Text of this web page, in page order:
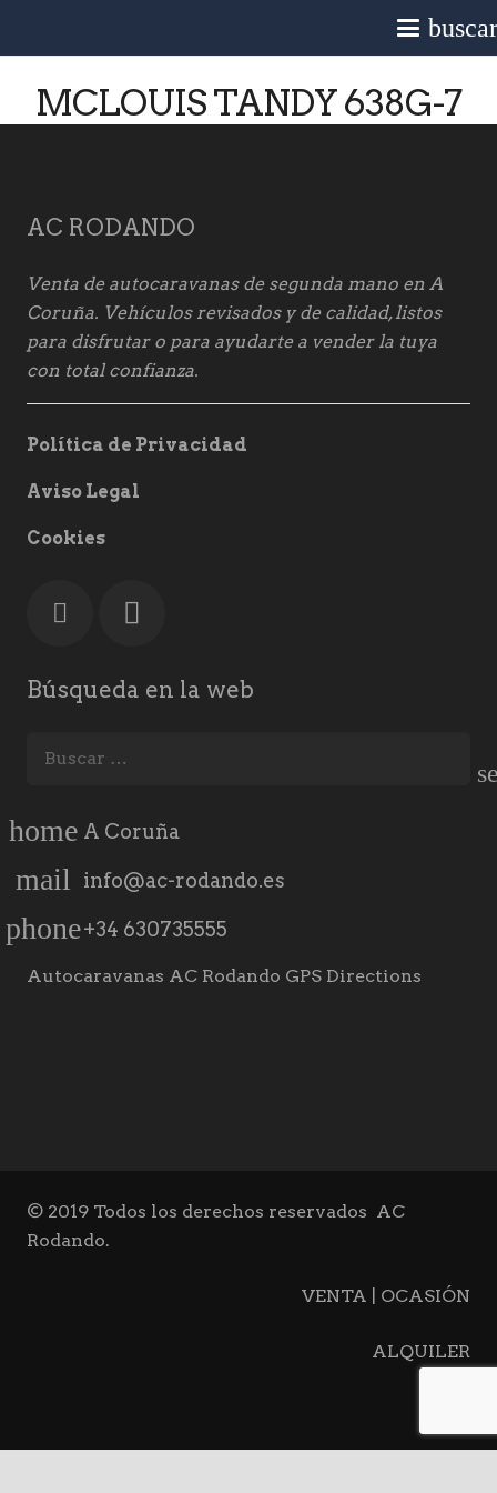
MCLOUIS TANDY 638G-7
AC RODANDO
Venta de autocaravanas de segunda mano en A
Coruña. Vehículos revisados y de calidad, listos
para disfrutar o para ayudarte a vender la tuya
con total confianza.
Política de Privacidad
Aviso Legal
Cookies
Búsqueda en la web
home A Coruña
mail info@ac-rodando.es
phone+34 630735555
Autocaravanas AC Rodando GPS Directions
© 2019 Todos los derechos reservados AC
Rodando.
VENTA | OCASIÓN
ALQUILER